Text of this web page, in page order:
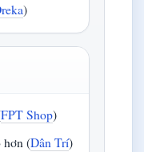
)
FPT Shop)
hơn (Dân Trí)